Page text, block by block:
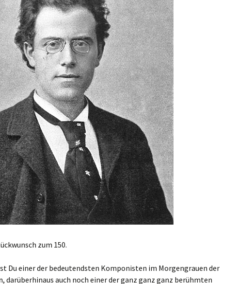
zum 150.
Du einer der bedeutendsten Komponisten im Morgengrauen der
darüberhinaus auch noch einer der ganz ganz ganz berühmten